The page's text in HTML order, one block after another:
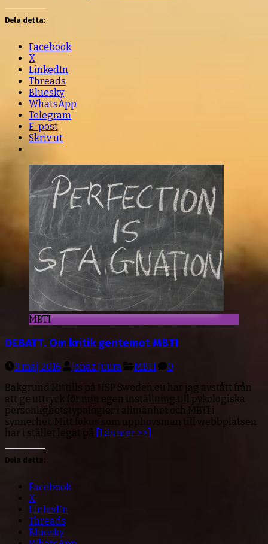
Dela detta:
Facebook
X
LinkedIn
Threads
Bluesky
WhatsApp
Telegram
E-post
Skriv ut
MBTI
DEBATT. Om kritik gentemot MBTI
9 maj 2016 Jonaz Juura MBTI
0
Bakgrund Hittills på HSP Sweden.eu har jag avstått från
att ge uttryck för min egen inställning till pykologiska
personlighetstypologier i allmänhet och MBTI i
synnerhet. Mitt fokus som upphovsman till webbplatsen
har i stället legat på [Läs mer >>]
Dela detta:
Facebook
X
LinkedIn
Threads
Bluesky